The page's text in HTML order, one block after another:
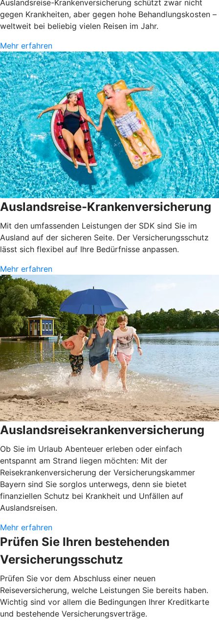
Auslandsreise-Krankenversicherung schützt zwar nicht
gegen Krankheiten, aber gegen hohe Behandlungskosten –
weltweit bei beliebig vielen Reisen im Jahr.
Mehr erfahren
Auslandsreise-Krankenversicherung
Mit den umfassenden Leistungen der SDK sind Sie im
Ausland auf der sicheren Seite. Der Versicherungsschutz
lässt sich flexibel auf Ihre Bedürfnisse anpassen.
Mehr erfahren
Auslandsreisekrankenversicherung
Ob Sie im Urlaub Abenteuer erleben oder einfach
entspannt am Strand liegen möchten: Mit der
Reisekrankenversicherung der Versicherungskammer
Bayern sind Sie sorglos unterwegs, denn sie bietet
finanziellen Schutz bei Krankheit und Unfällen auf
Auslandsreisen.
Mehr erfahren
Prüfen Sie Ihren bestehenden
Versicherungsschutz
Prüfen Sie vor dem Abschluss einer neuen
Reiseversicherung, welche Leistungen Sie bereits haben.
Wichtig sind vor allem die Bedingungen Ihrer Kreditkarte
und bestehende Versicherungsverträge.